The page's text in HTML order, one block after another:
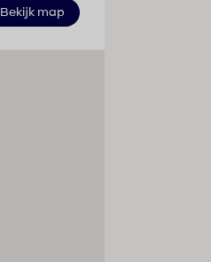
Bekijk map